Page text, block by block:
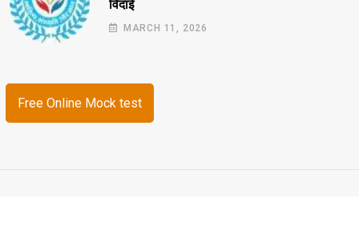
विदाई
MARCH 11, 2026
Free Online Mock test